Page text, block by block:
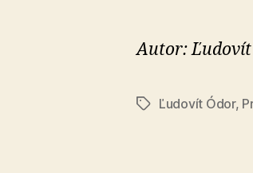
Autor: Ľudovít
ZnačkyĽudovít Ódor,